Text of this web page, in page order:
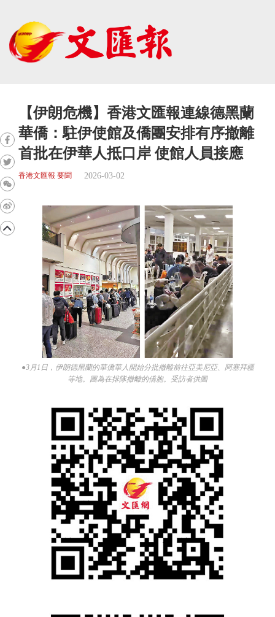
【伊朗危機】香港文匯報連線德黑蘭
華僑：駐伊使館及僑團安排有序撤離
首批在伊華人抵口岸 使館人員接應
香港文匯報 要聞 2026-03-02
●3月1日，伊朗德黑蘭的華僑華人開始分批撤離前往亞美尼亞、阿塞拜疆
等地。圖為在排隊撤離的僑胞。受訪者供圖